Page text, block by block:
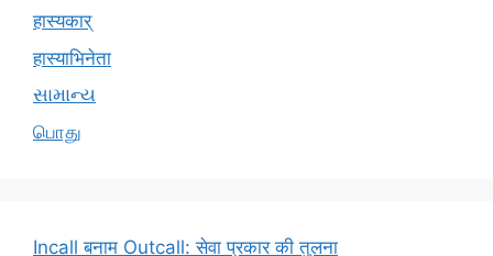
हास्यकार्
हास्याभिनेता
સામાન્ય
பொது
Incall बनाम Outcall: सेवा प्रकार की तुलना